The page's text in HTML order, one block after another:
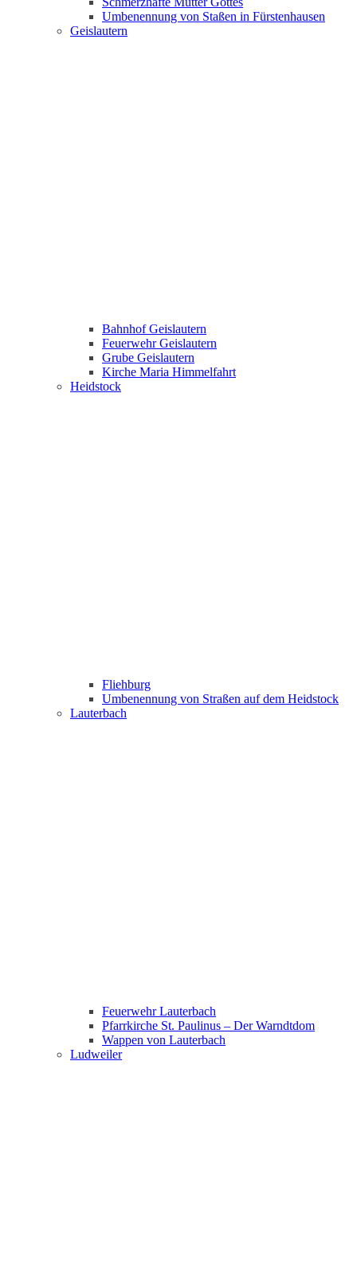
Umbenennung von Staßen in Fürstenhausen
Geislautern
Bahnhof Geislautern
Feuerwehr Geislautern
Grube Geislautern
Kirche Maria Himmelfahrt
Heidstock
Fliehburg
Umbenennung von Straßen auf dem Heidstock
Lauterbach
Feuerwehr Lauterbach
Pfarrkirche St. Paulinus – Der Warndtdom
Wappen von Lauterbach
Ludweiler